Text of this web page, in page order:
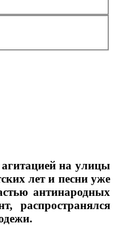
на улицы
лет и песни уже
антинародных
распространялся